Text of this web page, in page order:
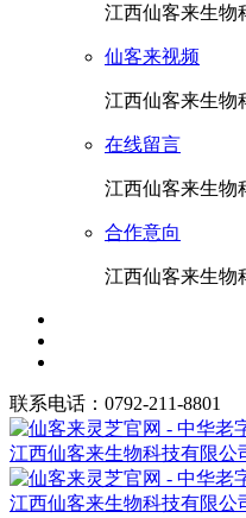
江西仙客来生物
仙客来视频
江西仙客来生物
在线留言
江西仙客来生物
合作意向
江西仙客来生物
联系电话：0792-211-8801